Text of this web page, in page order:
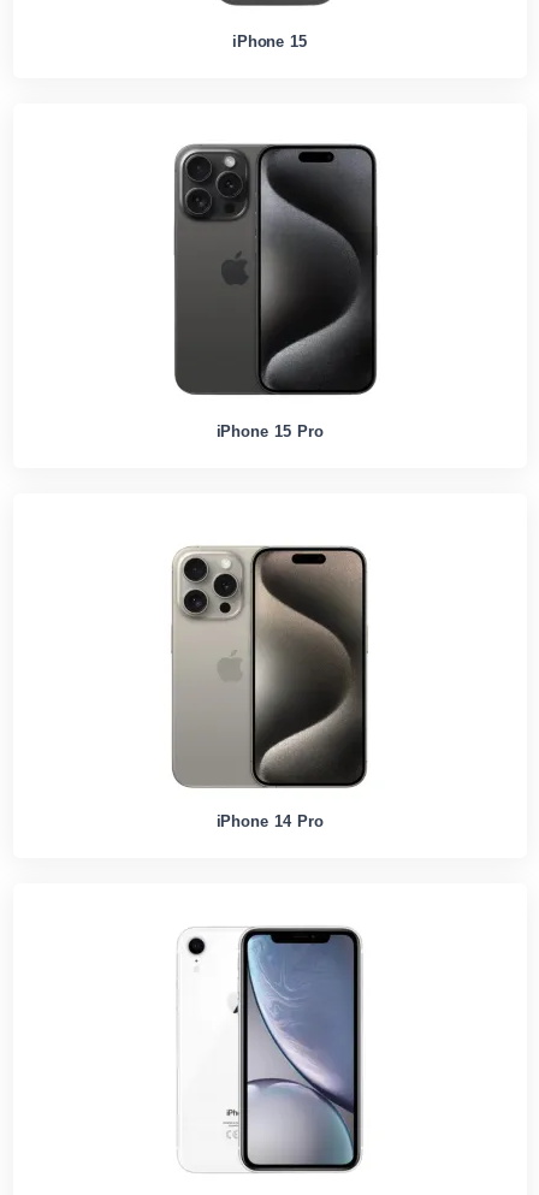
iPhone 15
iPhone 15 Pro
iPhone 14 Pro